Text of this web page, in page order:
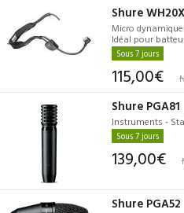
Shure
Micro
Idéal pour
Sous 7 jours
115,00€
Shure PGA81
Instruments -
Sous 7 jours
139,00€
Shure PGA52